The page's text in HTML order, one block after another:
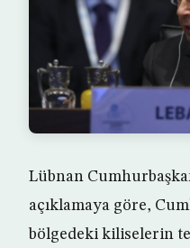
Lübnan
açıklamaya göre,
bölgedeki kiliselerin